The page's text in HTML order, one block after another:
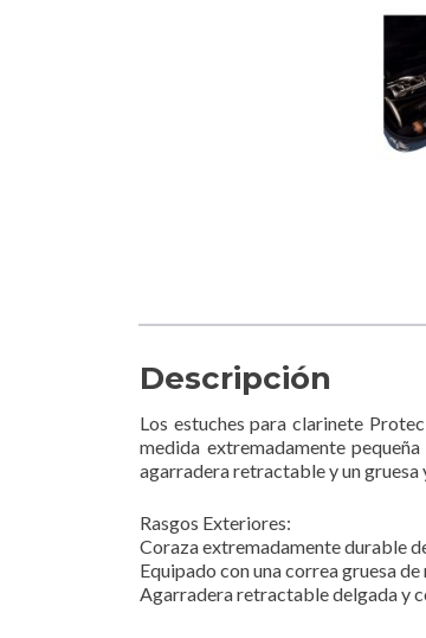
Descripción
Los estuches para clarinete
medida extremadamente
agarradera retractable y un
Rasgos Exteriores:
Coraza extremadamente durable
Equipado con una correa gruesa
Agarradera retractable delgada y